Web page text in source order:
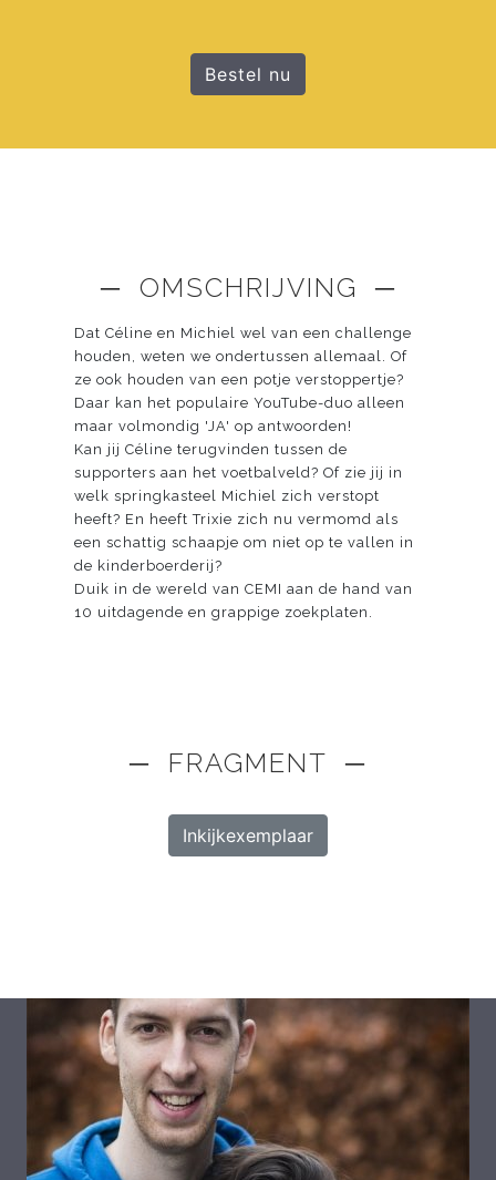
Bestel nu
─ OMSCHRIJVING ─
Dat Céline en Michiel wel van een challenge
houden, weten we ondertussen allemaal. Of
ze ook houden van een potje verstoppertje?
Daar kan het populaire YouTube-duo alleen
maar volmondig 'JA' op antwoorden!
Kan jij Céline terugvinden tussen de
supporters aan het voetbalveld? Of zie jij in
welk springkasteel Michiel zich verstopt
heeft? En heeft Trixie zich nu vermomd als
een schattig schaapje om niet op te vallen in
de kinderboerderij?
Duik in de wereld van CEMI aan de hand van
10 uitdagende en grappige zoekplaten.
─ FRAGMENT ─
Inkijkexemplaar